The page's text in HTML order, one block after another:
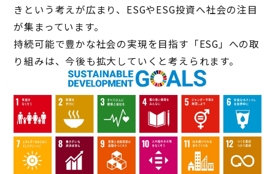
きという考えが広まり、ESGやESG投資へ社会の注目
が集まっています。
持続可能で豊かな社会の実現を目指す「ESG」への取
り組みは、今後も拡大していくと考えられます。